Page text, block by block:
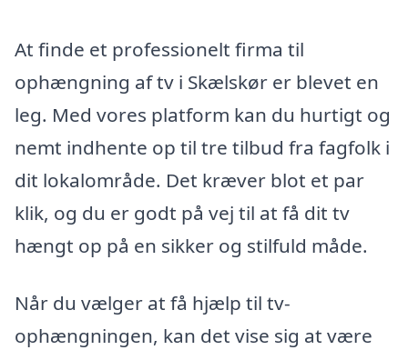
At finde et professionelt firma til
ophængning af tv i Skælskør er blevet en
leg. Med vores platform kan du hurtigt og
nemt indhente op til tre tilbud fra fagfolk i
dit lokalområde. Det kræver blot et par
klik, og du er godt på vej til at få dit tv
hængt op på en sikker og stilfuld måde.
Når du vælger at få hjælp til tv-
ophængningen, kan det vise sig at være